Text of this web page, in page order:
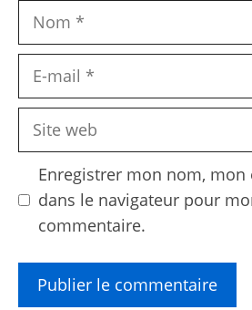
Nom
Site
Enregistrer mon nom,
dans le navigateur pour
commentaire.